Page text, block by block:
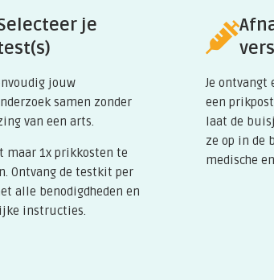
je dient zorgvuldig met de
je
jouw
samen zonder
van een arts.
maar 1x prikkosten te
Ontvang de testkit per
alle benodigdheden en
instructies.
Je ontvangt
een
laat de
ze op in de
medische